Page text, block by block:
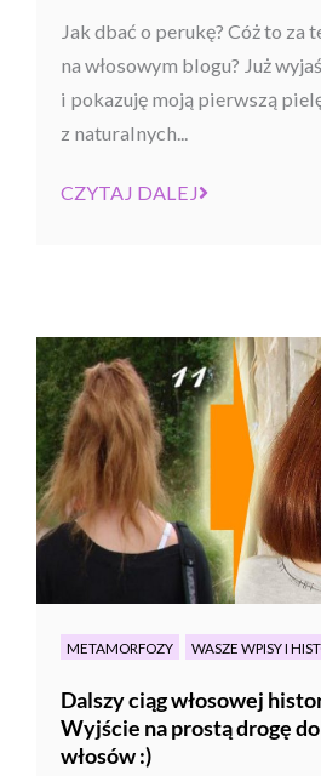
Jak dbać o perukę? Cóż to za
na włosowym blogu? Już
i pokazuję moją pierwszą
z naturalnych...
CZYTAJ DALEJ
METAMORFOZY WASZE WPISY I
Dalszy ciąg włosowej
Wyjście na prostą drogę
włosów :)